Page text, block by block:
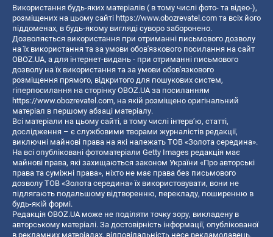
Використання будь-яких матеріалів ( в тому числі фото- та відео-),
розміщених на цьому сайті https://www.obozrevatel.com та всіх його
піддоменах, в будь-якому вигляді суворо заборонено.
Дозволяється використання при отриманні письмового дозволу
на їх використання та за умови обов'язкового посилання на сайт
OBOZ.UA, а для інтернет-видань - при отриманні письмового
дозволу на їх використання та за умови обов'язкового
розміщення прямого, відкритого для пошукових систем,
гіперпосилання на сторінку OBOZ.UA за посиланням
https://www.obozrevatel.com, на якій розміщено оригінальний
матеріал в першому абзаці матеріалу.
Всі матеріали на цьому сайті, в тому числі інтерв’ю, статті,
дослідження – є службовими творами журналістів редакції,
виключні майнові права на які належать ТОВ «Золота середина».
На всі опубліковані фотоматеріали Getty Images редакція має
майнові права, які захищаються законом України «Про авторські
права та суміжні права», ніхто не має права без письмового
дозволу ТОВ «Золота середина» їх використовувати, вони не
підлягають подальшому відтворенню, перекладу, поширенню в
будь-якій формі.
Редакція OBOZ.UA може не поділяти точку зору, викладену в
авторському матеріалі. За достовірність інформації, опублікованої
в рекламних матеріалах, відповідальність несе рекламодавець.